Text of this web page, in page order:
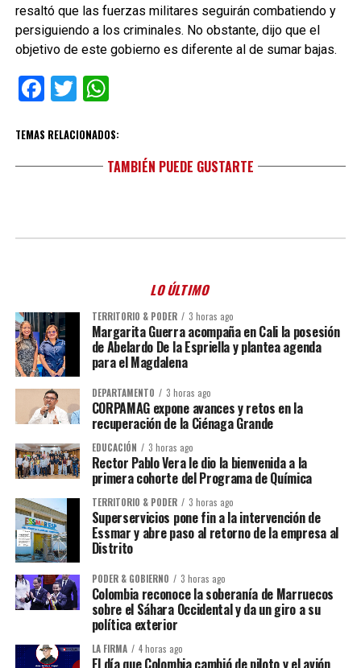
resaltó que las fuerzas militares seguirán combatiendo y
persiguiendo a los criminales. No obstante, dijo que el
objetivo de este gobierno es diferente al de sumar bajas.
Facebook
TwitterWhatsApp
TEMAS RELACIONADOS:
TAMBIÉN PUEDE GUSTARTE
LO ÚLTIMO
TERRITORIO & PODER 3 horas ago
Margarita Guerra acompaña en Cali la posesión
de Abelardo De la Espriella y plantea agenda
para el Magdalena
DEPARTAMENTO 3 horas ago
CORPAMAG expone avances y retos en la
recuperación de la Ciénaga Grande
EDUCACIÓN 3 horas ago
Rector Pablo Vera le dio la bienvenida a la
primera cohorte del Programa de Química
TERRITORIO & PODER 3 horas ago
Superservicios pone fin a la intervención de
Essmar y abre paso al retorno de la empresa al
Distrito
PODER & GOBIERNO 3 horas ago
Colombia reconoce la soberanía de Marruecos
sobre el Sáhara Occidental y da un giro a su
política exterior
LA FIRMA 4 horas ago
El día que Colombia cambió de piloto y el avión